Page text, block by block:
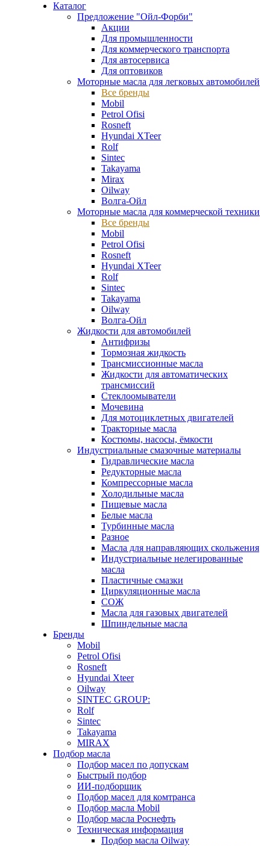
Каталог
Предложение "Ойл-Форби"
Акции
Для промышленности
Для коммерческого транспорта
Для автосервиса
Для оптовиков
Моторные масла для легковых автомобилей
Все бренды
Mobil
Petrol Ofisi
Rosneft
Hyundai XTeer
Rolf
Sintec
Takayama
Mirax
Oilway
Волга-Ойл
Моторные масла для коммерческой техники
Все бренды
Mobil
Petrol Ofisi
Rosneft
Hyundai XTeer
Rolf
Sintec
Takayama
Oilway
Волга-Ойл
Жидкости для автомобилей
Антифризы
Тормозная жидкость
Трансмиссионные масла
Жидкости для автоматических
трансмиссий
Стеклоомыватели
Мочевина
Для мотоциклетных двигателей
Тракторные масла
Костюмы, насосы, ёмкости
Индустриальные смазочные материалы
Гидравлические масла
Редукторные масла
Компрессорные масла
Холодильные масла
Пищевые масла
Белые масла
Турбинные масла
Разное
Масла для направляющих скольжения
Индустриальные нелегированные
масла
Пластичные смазки
Циркуляционные масла
СОЖ
Масла для газовых двигателей
Шпиндельные масла
Бренды
Mobil
Petrol Ofisi
Rosneft
Hyundai Xteer
Oilway
SINTEC GROUP:
Rolf
Sintec
Takayama
MIRAX
Подбор масла
Подбор масел по допускам
Быстрый подбор
ИИ-подборщик
Подбор масел для комтранса
Подбор масла Mobil
Подбор масла Роснефть
Техническая информация
Подбор масла Oilway